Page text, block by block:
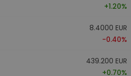
+1.20%
8.4000 EUR
-0.40%
439.200 EUR
+0.70%